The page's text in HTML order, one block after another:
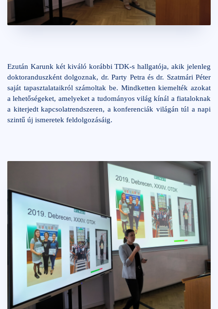
Ezután Karunk két kiváló korábbi TDK-s hallgatója, akik jelenleg
doktoranduszként dolgoznak, dr. Party Petra és dr. Szatmári Péter
saját tapasztalataikról számoltak be. Mindketten kiemelték azokat
a lehetőségeket, amelyeket a tudományos világ kínál a fiataloknak
a kiterjedt kapcsolatrendszeren, a konferenciák világán túl a napi
szintű új ismeretek feldolgozásáig.